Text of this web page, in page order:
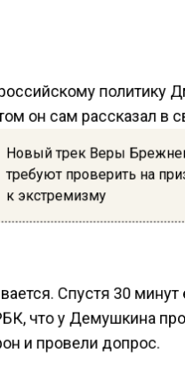
политику
он сам рассказал в
Новый трек Веры
требуют проверить на
к экстремизму
Спустя 30 минут
что у Демушкина
и провели допрос.